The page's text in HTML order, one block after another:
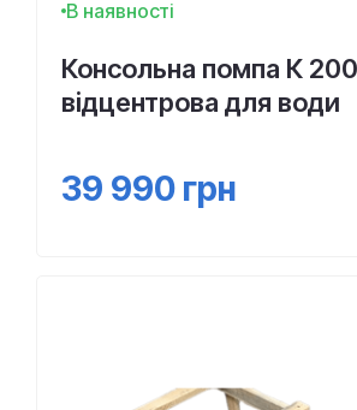
В наявності
Консольна помпа К
відцентрова для води
39 990 грн